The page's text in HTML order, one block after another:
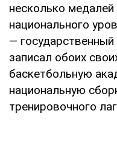
несколько
национального
—
записал обоих
баскетбольную
национальную
тренировочного